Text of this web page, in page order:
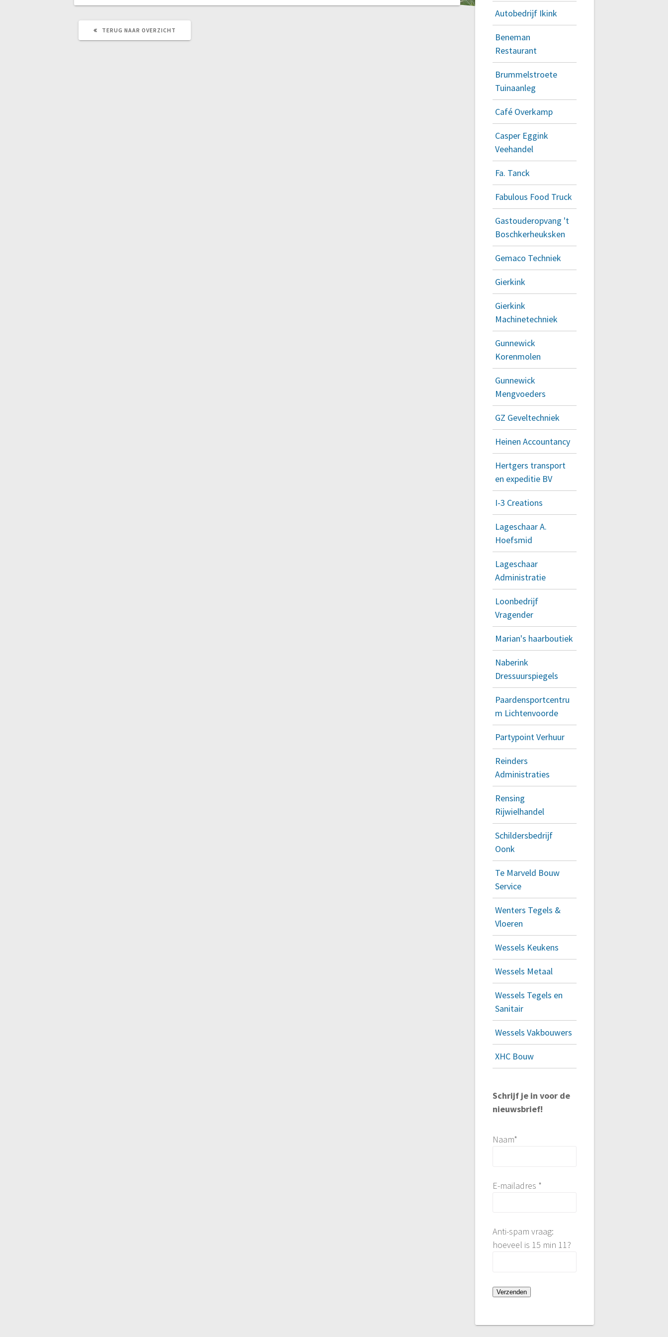
TERUG NAAR OVERZICHT
Autobedrijf Ikink
Beneman
Restaurant
Brummelstroete
Tuinaanleg
Café Overkamp
Casper Eggink
Veehandel
Fa. Tanck
Fabulous Food Truck
Gastouderopvang 't
Boschkerheuksken
Gemaco Techniek
Gierkink
Gierkink
Machinetechniek
Gunnewick
Korenmolen
Gunnewick
Mengvoeders
GZ Geveltechniek
Heinen Accountancy
Hertgers transport
en expeditie BV
I-3 Creations
Lageschaar A.
Hoefsmid
Lageschaar
Administratie
Loonbedrijf
Vragender
Marian's haarboutiek
Naberink
Dressuurspiegels
Paardensportcentru
m Lichtenvoorde
Partypoint Verhuur
Reinders
Administraties
Rensing
Rijwielhandel
Schildersbedrijf
Oonk
Te Marveld Bouw
Service
Wenters Tegels &
Vloeren
Wessels Keukens
Wessels Metaal
Wessels Tegels en
Sanitair
Wessels Vakbouwers
XHC Bouw
Schrijf je in voor de
nieuwsbrief!
Naam*
E-mailadres *
Anti-spam vraag:
hoeveel is 15 min 11?